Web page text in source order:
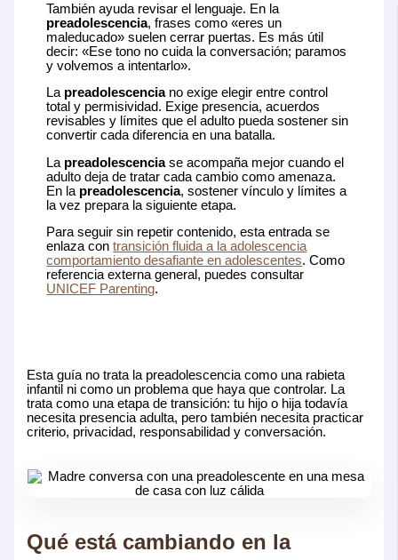
También ayuda revisar el lenguaje. En la
preadolescencia, frases como «eres un
maleducado» suelen cerrar puertas. Es más útil
decir: «Ese tono no cuida la conversación; paramos
y volvemos a intentarlo».
La preadolescenciano exige elegir entre control
total y permisividad. Exige presencia, acuerdos
revisables y límites que el adulto pueda sostener sin
convertir cada diferencia en una batalla.
La preadolescenciase acompaña mejor cuando el
adulto deja de tratar cada cambio como amenaza.
En la preadolescencia, sostener vínculo y límites a
la vez prepara la siguiente etapa.
Para seguir sin repetir contenido, esta entrada se
enlaza contransición fluida a la adolescencia
comportamiento desafiante en adolescentes. Como
referencia externa general, puedes consultar
UNICEF Parenting.
Esta guía no trata la preadolescencia como una rabieta
infantil ni como un problema que haya que controlar. La
trata como una etapa de transición: tu hijo o hija todavía
necesita presencia adulta, pero también necesita practicar
criterio, privacidad, responsabilidad y conversación.
Qué está cambiando en la